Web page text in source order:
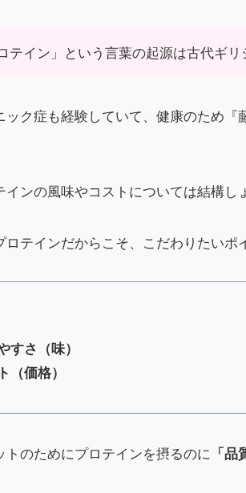
テイン」という言葉の起源は古代ギ
ック症も経験していて、健康のため
インの風味やコストについては結構し
テインだからこそ、こだわりたいポ
すさ（味）
（価格）
トのためにプロテインを摂るのに 「